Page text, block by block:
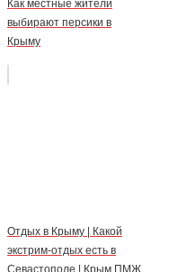
Как местные жители
выбирают персики в
Крыму
Отдых в Крыму | Какой
экстрим-отдых есть в
Севастополе | Крым ПМЖ